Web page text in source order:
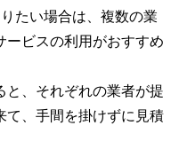
たい場合は、複数の業
ービスの利用がおすすめ
と、それぞれの業者が提
て、手間を掛けずに見積